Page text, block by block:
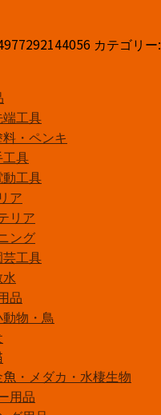
カテゴリー:
端工具
・ペンキ
具
動工具
ア
リア
ング
芸工具
品
物・鳥
・メダカ・水棲生物
用品